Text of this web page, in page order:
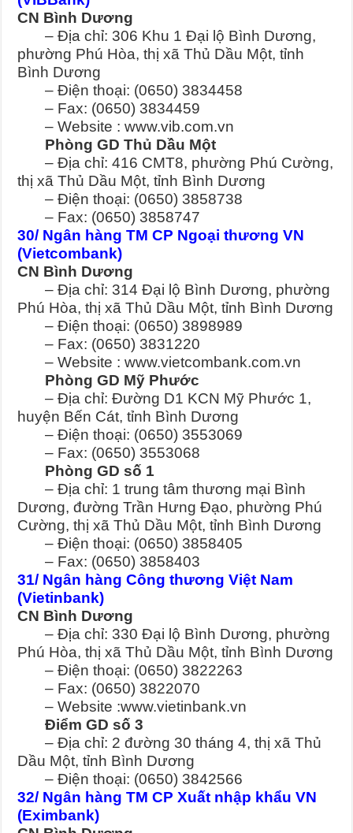
CN Bình Dương
– Địa chỉ: 306 Khu 1 Đại lộ Bình Dương,
phường Phú Hòa, thị xã Thủ Dầu Một, tỉnh
Bình Dương
– Điện thoại: (0650) 3834458
– Fax: (0650) 3834459
– Website : www.vib.com.vn
Phòng GD Thủ Dầu Một
– Địa chỉ: 416 CMT8, phường Phú Cường,
thị xã Thủ Dầu Một, tỉnh Bình Dương
– Điện thoại: (0650) 3858738
– Fax: (0650) 3858747
30/ Ngân hàng TM CP Ngoại thương VN
(Vietcombank)
CN Bình Dương
– Địa chỉ: 314 Đại lộ Bình Dương, phường
Phú Hòa, thị xã Thủ Dầu Một, tỉnh Bình Dương
– Điện thoại: (0650) 3898989
– Fax: (0650) 3831220
– Website : www.vietcombank.com.vn
Phòng GD Mỹ Phước
– Địa chỉ: Đường D1 KCN Mỹ Phước 1,
huyện Bến Cát, tỉnh Bình Dương
– Điện thoại: (0650) 3553069
– Fax: (0650) 3553068
Phòng GD số 1
– Địa chỉ: 1 trung tâm thương mại Bình
Dương, đường Trần Hưng Đạo, phường Phú
Cường, thị xã Thủ Dầu Một, tỉnh Bình Dương
– Điện thoại: (0650) 3858405
– Fax: (0650) 3858403
31/ Ngân hàng Công thương Việt Nam
(Vietinbank)
CN Bình Dương
– Địa chỉ: 330 Đại lộ Bình Dương, phường
Phú Hòa, thị xã Thủ Dầu Một, tỉnh Bình Dương
– Điện thoại: (0650) 3822263
– Fax: (0650) 3822070
– Website :www.vietinbank.vn
Điểm GD số 3
– Địa chỉ: 2 đường 30 tháng 4, thị xã Thủ
Dầu Một, tỉnh Bình Dương
– Điện thoại: (0650) 3842566
32/ Ngân hàng TM CP Xuất nhập khẩu VN
(Eximbank)